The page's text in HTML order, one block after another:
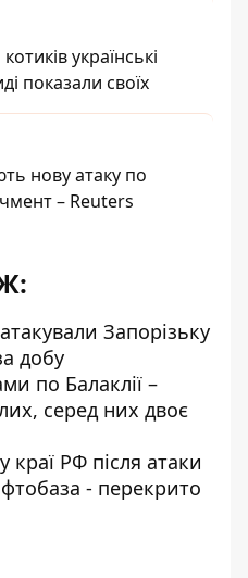
українські
показали своїх
нову атаку по
– Reuters
Запорізьку
добу
по Балаклії –
серед них двоє
РФ після атаки
- перекрито